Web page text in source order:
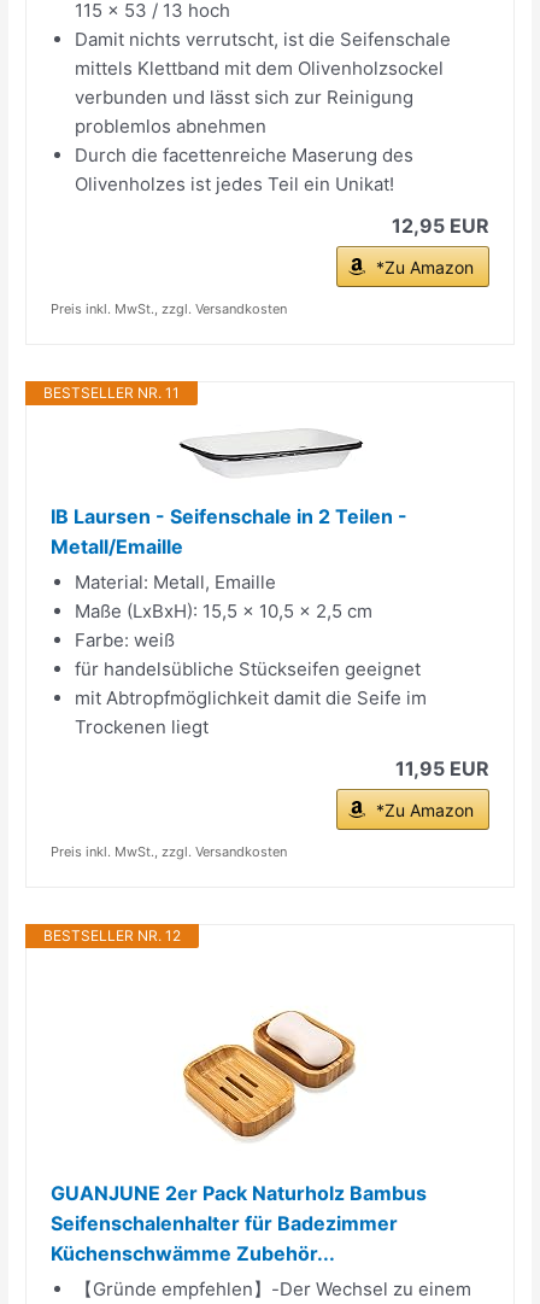
115 x 53 / 13 hoch
Damit nichts verrutscht, ist die Seifenschale
mittels Klettband mit dem Olivenholzsockel
verbunden und lässt sich zur Reinigung
problemlos abnehmen
Durch die facettenreiche Maserung des
Olivenholzes ist jedes Teil ein Unikat!
12,95 EUR
*Zu Amazon
Preis inkl. MwSt., zzgl. Versandkosten
BESTSELLER NR. 11
IB Laursen - Seifenschale in 2 Teilen -
Metall/Emaille
Material: Metall, Emaille
Maße (LxBxH): 15,5 x 10,5 x 2,5 cm
Farbe: weiß
für handelsübliche Stückseifen geeignet
mit Abtropfmöglichkeit damit die Seife im
Trockenen liegt
11,95 EUR
*Zu Amazon
Preis inkl. MwSt., zzgl. Versandkosten
BESTSELLER NR. 12
GUANJUNE 2er Pack Naturholz Bambus
Seifenschalenhalter für Badezimmer
Küchenschwämme Zubehör...
【Gründe empfehlen】-Der Wechsel zu einem